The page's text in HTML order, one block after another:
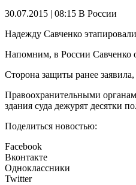
30.07.2015 | 08:15 В России
Надежду Савченко
Напомним, в России Савченко
Сторона защиты ранее заявила,
Правоохранительными
здания суда дежурят
Поделиться новостью:
Facebook
Вконтакте
Одноклассники
Twitter